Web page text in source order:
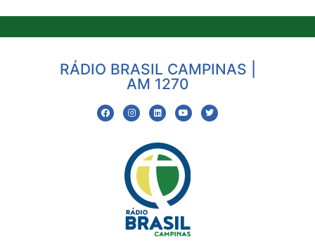
RÁDIO BRASIL CAMPINAS |
AM 1270